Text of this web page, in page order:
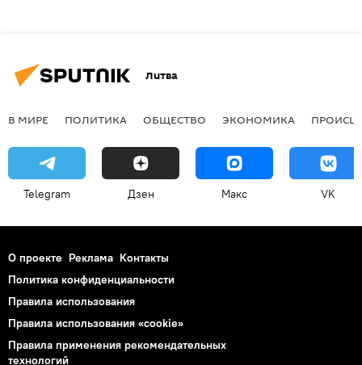
Литва
В МИРЕ ПОЛИТИКА ОБЩЕСТВО ЭКОНОМИКА
Telegram Дзен Макс VK
О проекте Реклама Контакты
Политика конфиденциальности
Правила использования
Правила использования «cookie»
Правила применения рекомендательных
технологий